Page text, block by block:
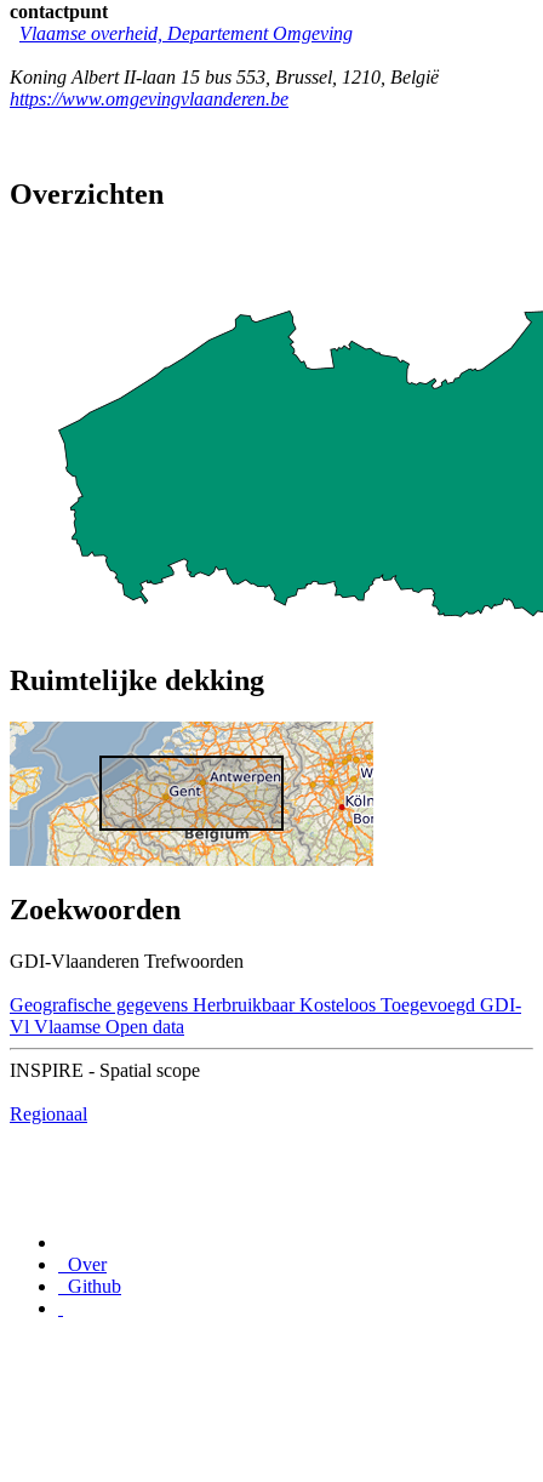
contactpunt
Vlaamse overheid, Departement Omgeving
Koning Albert II-laan 15 bus 553 Brussel 1210 België
https://www.omgevingvlaanderen.be
Overzichten
Ruimtelijke dekking
Zoekwoorden
GDI-Vlaanderen Trefwoorden
Geografische gegevens Herbruikbaar Kosteloos Toegevoegd GDI-
Vl Vlaamse Open data
INSPIRE - Spatial scope
Regionaal
Over
Github